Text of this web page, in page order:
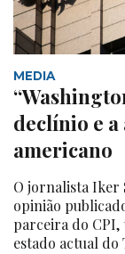
MEDIA
declínio e
americano
O jornalista Iker
opinião
parceira do
estado actual do